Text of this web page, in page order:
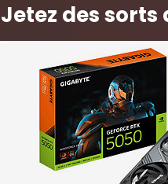
des